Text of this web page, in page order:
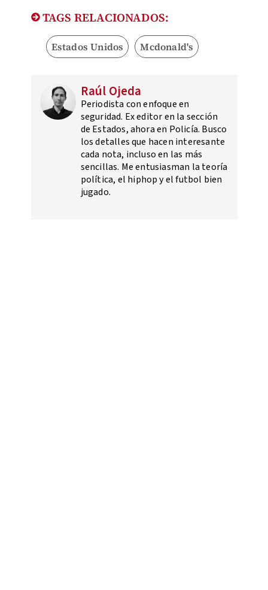
TAGS RELACIONADOS:
Estados Unidos Mcdonald's
Raúl Ojeda
Periodista con enfoque en
seguridad. Ex editor en la sección
de Estados, ahora en Policía. Busco
los detalles que hacen interesante
cada nota, incluso en las más
sencillas. Me entusiasman la teoría
política, el hiphop y el futbol bien
jugado.